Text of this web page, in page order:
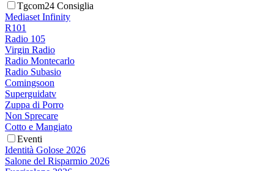
Tgcom24 Consiglia
Mediaset Infinity
R101
Radio 105
Virgin Radio
Radio Montecarlo
Radio Subasio
Comingsoon
Superguidatv
Zuppa di Porro
Non Sprecare
Cotto e Mangiato
Eventi
Identità Golose 2026
Salone del Risparmio 2026